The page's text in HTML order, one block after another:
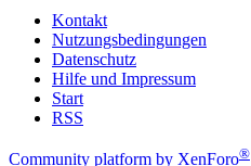
Kontakt
Nutzungsbedingungen
Datenschutz
Hilfe und Impressum
Start
RSS
Community platform by XenForo®